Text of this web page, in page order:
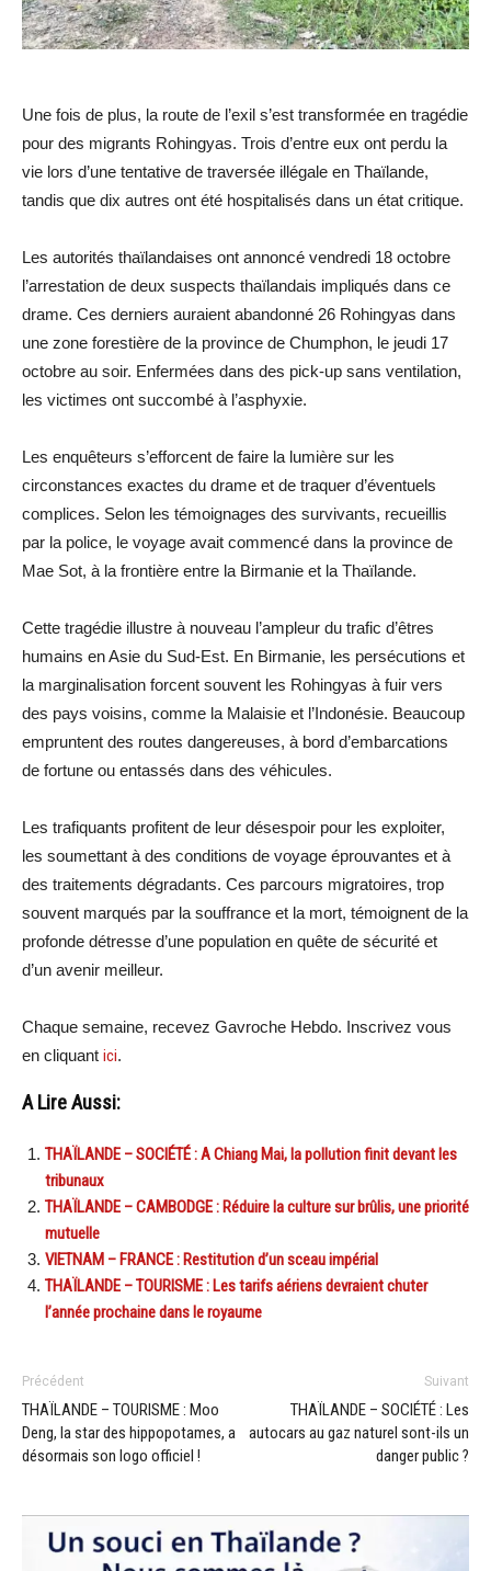
Une fois de plus, la route de l’exil s’est transformée en tragédie
pour des migrants Rohingyas. Trois d’entre eux ont perdu la
vie lors d’une tentative de traversée illégale en Thaïlande,
tandis que dix autres ont été hospitalisés dans un état critique.
Les autorités thaïlandaises ont annoncé vendredi 18 octobre
l’arrestation de deux suspects thaïlandais impliqués dans ce
drame. Ces derniers auraient abandonné 26 Rohingyas dans
une zone forestière de la province de Chumphon, le jeudi 17
octobre au soir. Enfermées dans des pick-up sans ventilation,
les victimes ont succombé à l’asphyxie.
Les enquêteurs s’efforcent de faire la lumière sur les
circonstances exactes du drame et de traquer d’éventuels
complices. Selon les témoignages des survivants, recueillis
par la police, le voyage avait commencé dans la province de
Mae Sot, à la frontière entre la Birmanie et la Thaïlande.
Cette tragédie illustre à nouveau l’ampleur du trafic d’êtres
humains en Asie du Sud-Est. En Birmanie, les persécutions et
la marginalisation forcent souvent les Rohingyas à fuir vers
des pays voisins, comme la Malaisie et l’Indonésie. Beaucoup
empruntent des routes dangereuses, à bord d’embarcations
de fortune ou entassés dans des véhicules.
Les trafiquants profitent de leur désespoir pour les exploiter,
les soumettant à des conditions de voyage éprouvantes et à
des traitements dégradants. Ces parcours migratoires, trop
souvent marqués par la souffrance et la mort, témoignent de la
profonde détresse d’une population en quête de sécurité et
d’un avenir meilleur.
Chaque semaine, recevez Gavroche Hebdo. Inscrivez vous
en cliquant ici.
A Lire Aussi:
THAÏLANDE – SOCIÉTÉ : A Chiang Mai, la pollution finit devant les
tribunaux
THAÏLANDE – CAMBODGE : Réduire la culture sur brûlis, une priorité
mutuelle
VIETNAM – FRANCE : Restitution d’un sceau impérial
THAÏLANDE – TOURISME : Les tarifs aériens devraient chuter
l’année prochaine dans le royaume
Précédent
THAÏLANDE – TOURISME : Moo
Deng, la star des hippopotames, a
désormais son logo officiel !
Suivant
THAÏLANDE – SOCIÉTÉ : Les
autocars au gaz naturel sont-ils un
danger public ?